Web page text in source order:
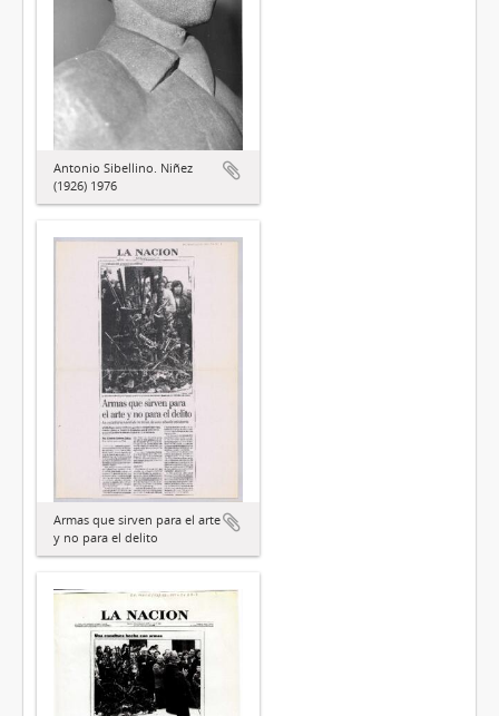
Antonio Sibellino. Niñez
(1926) 1976
Armas que sirven para el arte
y no para el delito